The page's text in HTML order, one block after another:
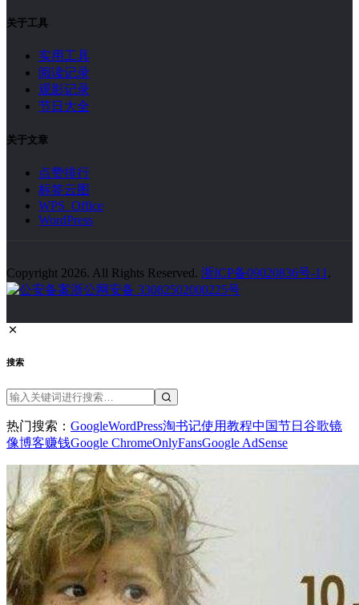
关于工具
实用工具
阅读记录
观影记录
节日大全
关于文章
点赞排行
标签云图
WPS Office
WordPress
Copyright 2026. All Rights Reserved. 浙ICP备09020836号-11 .
浙公网安备 33082502000225号
搜索
热门搜索： GoogleWordPress淘书记使用教程中国节日 谷歌镜
像博客赚钱Google ChromeOnlyFansGoogle AdSense